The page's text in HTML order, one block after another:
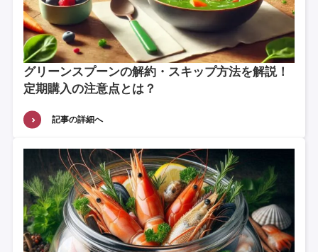
グリーンスプーンの解約・スキップ方法を解説！
定期購入の注意点とは？
記事の詳細へ